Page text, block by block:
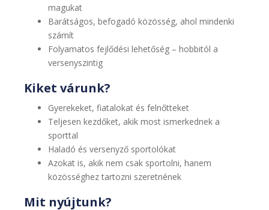
magukat
Barátságos, befogadó közösség, ahol mindenki
számít
Folyamatos fejlődési lehetőség – hobbitól a
versenyszintig
Kiket várunk?
Gyerekeket, fiatalokat és felnőtteket
Teljesen kezdőket, akik most ismerkednek a
sporttal
Haladó és versenyző sportolókat
Azokat is, akik nem csak sportolni, hanem
közösséghez tartozni szeretnének
Mit nyújtunk?